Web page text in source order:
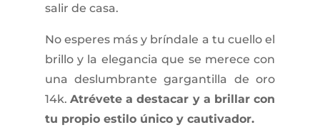
salir de casa.
No esperes más y bríndale a tu cuello el
brillo y la elegancia que se merece con
una deslumbrante gargantilla de oro
14k. Atrévete a destacar y a brillar con
tu propio estilo único y cautivador.